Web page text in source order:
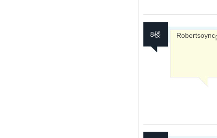
8楼 Robertsoync